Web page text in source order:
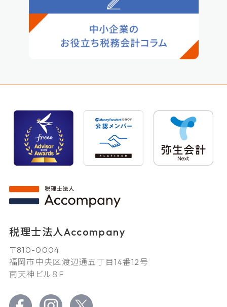
税理士法人Accompany
〒810-0004
福岡市中央区渡辺通五丁目14番12号
南天神ビル８F